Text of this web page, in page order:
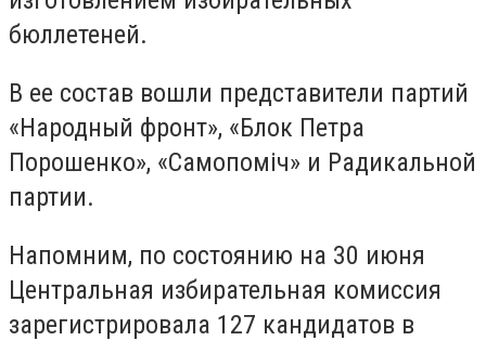
бюллетеней.
В ее состав вошли представители партий
«Народный фронт», «Блок Петра
Порошенко», «Самопоміч» и Радикальной
партии.
Напомним, по состоянию на 30 июня
Центральная избирательная комиссия
зарегистрировала 127 кандидатов в